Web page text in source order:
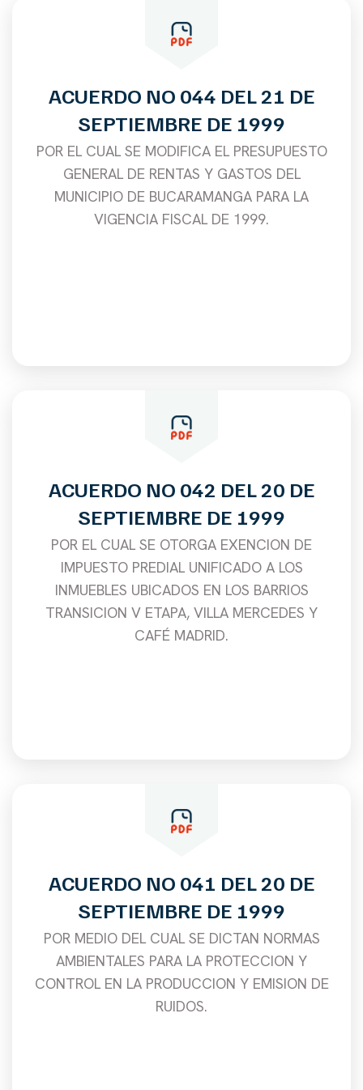
ACUERDO NO 044 DEL 21 DE
SEPTIEMBRE DE 1999
POR EL CUAL SE MODIFICA EL PRESUPUESTO
GENERAL DE RENTAS Y GASTOS DEL
MUNICIPIO DE BUCARAMANGA PARA LA
VIGENCIA FISCAL DE 1999.
ACUERDO NO 042 DEL 20 DE
SEPTIEMBRE DE 1999
POR EL CUAL SE OTORGA EXENCION DE
IMPUESTO PREDIAL UNIFICADO A LOS
INMUEBLES UBICADOS EN LOS BARRIOS
TRANSICION V ETAPA, VILLA MERCEDES Y
CAFÉ MADRID.
ACUERDO NO 041 DEL 20 DE
SEPTIEMBRE DE 1999
POR MEDIO DEL CUAL SE DICTAN NORMAS
AMBIENTALES PARA LA PROTECCION Y
CONTROL EN LA PRODUCCION Y EMISION DE
RUIDOS.